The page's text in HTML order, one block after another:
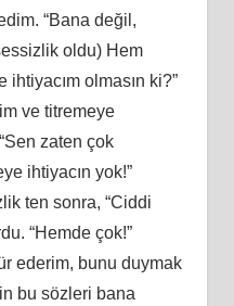
“Bana değil,
oldu) Hem
olmasın ki?”
ve titremeye
zaten çok
ihtiyacın yok!”
ten sonra, “Ciddi
“Hemde çok!”
ederim, bunu duymak
bu sözleri bana